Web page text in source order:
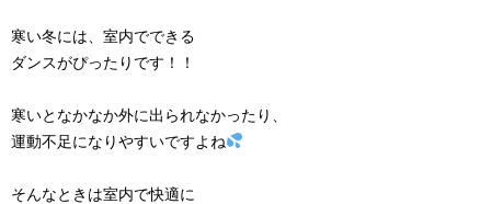
寒い冬には、室内でできる
ダンスがぴったりです！！
寒いとなかなか外に出られなかったり、
運動不足になりやすいですよね
そんなときは室内で快適に